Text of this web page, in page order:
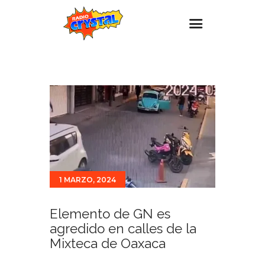
Estaciones
Eventos
Promociones
Noticias
Para ti
1 MARZO, 2024
Elemento de GN es
agredido en calles de la
Mixteca de Oaxaca